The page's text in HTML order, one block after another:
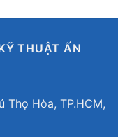
THUẬT ẤN
Thọ Hòa, TP.HCM,